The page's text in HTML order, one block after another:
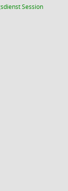
Session(Wird in